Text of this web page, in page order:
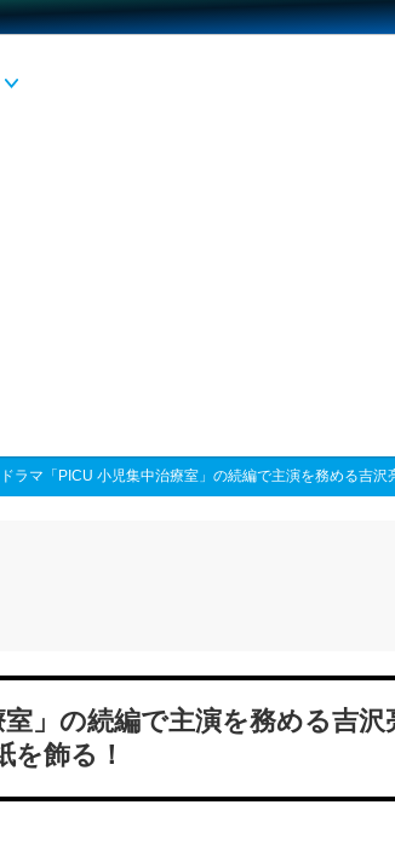
ドラマ「PICU 小児集中治療室」の続編で主演を務める吉
」の続編で主演を務める吉沢
を飾る！